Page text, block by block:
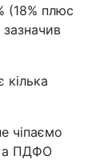
(18% плюс
зазначив
чіпаємо
а ПДФО